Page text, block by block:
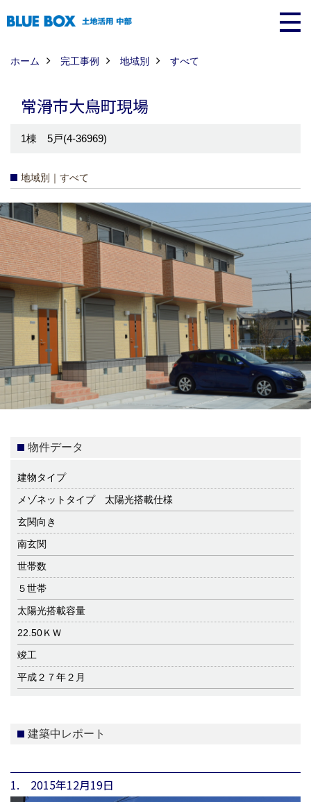
ホーム 完工事例 地域別 すべて
常滑市大鳥町現場
1棟 5戸(4-36969)
地域別｜すべて
物件データ
建物タイプ
メゾネットタイプ 太陽光搭載仕様
玄関向き
南玄関
世帯数
５世帯
太陽光搭載容量
22.50ＫＷ
竣工
平成２７年２月
建築中レポート
1. 2015年12月19日